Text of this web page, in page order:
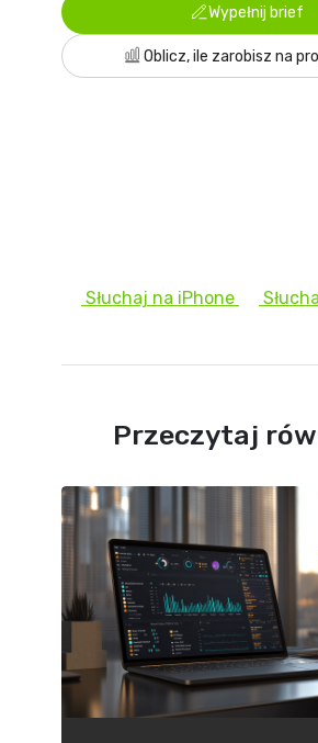
Wypełnij brief
Oblicz, ile zarobisz na
Słuchaj na iPhone
Przeczytaj